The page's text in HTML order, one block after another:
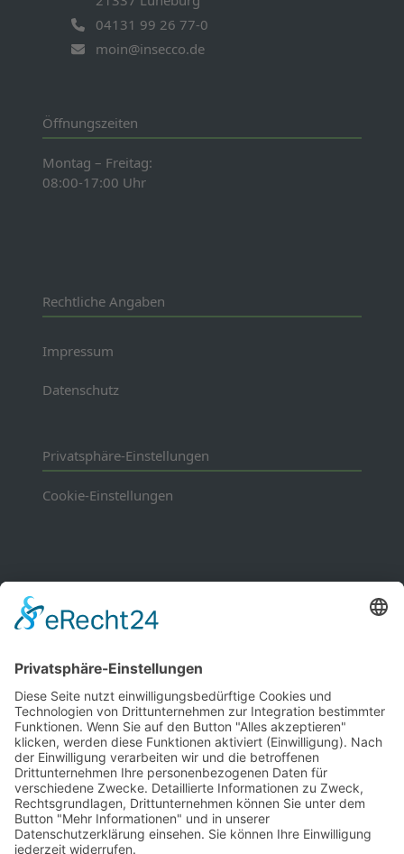
04131 99 26 77-0
moin@insecco.de
Öffnungszeiten
Montag – Freitag:
08:00-17:00 Uhr
Rechtliche Angaben
Impressum
Datenschutz
Privatsphäre-Einstellungen
Cookie-Einstellungen
Mitgliedschaften